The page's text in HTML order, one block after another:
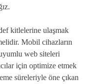
kitlelerine ulaşmak
Mobil cihazların
web siteleri
için optimize etmek
süreleriyle öne çıkan